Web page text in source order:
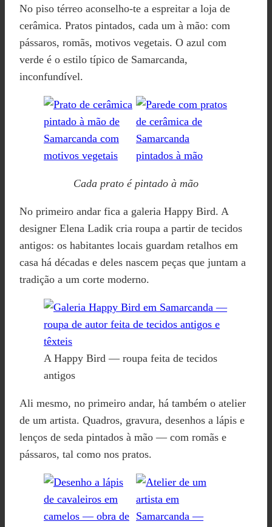
No piso térreo aconselho-te a espreitar a loja de
cerâmica. Pratos pintados, cada um à mão: com
pássaros, romãs, motivos vegetais. O azul com
verde é o estilo típico de Samarcanda,
inconfundível.
Cada prato é pintado à mão
No primeiro andar fica a galeria Happy Bird. A
designer Elena Ladik cria roupa a partir de tecidos
antigos: os habitantes locais guardam retalhos em
casa há décadas e deles nascem peças que juntam a
tradição a um corte moderno.
A Happy Bird — roupa feita de tecidos
antigos
Ali mesmo, no primeiro andar, há também o atelier
de um artista. Quadros, gravura, desenhos a lápis e
lenços de seda pintados à mão — com romãs e
pássaros, tal como nos pratos.